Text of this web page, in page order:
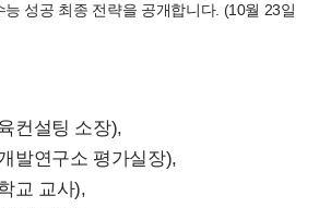
능 성공 최종 전략을 공개합니다. (10월 23일
컨설팅 소장),
발연구소 평가실장),
교 교사),